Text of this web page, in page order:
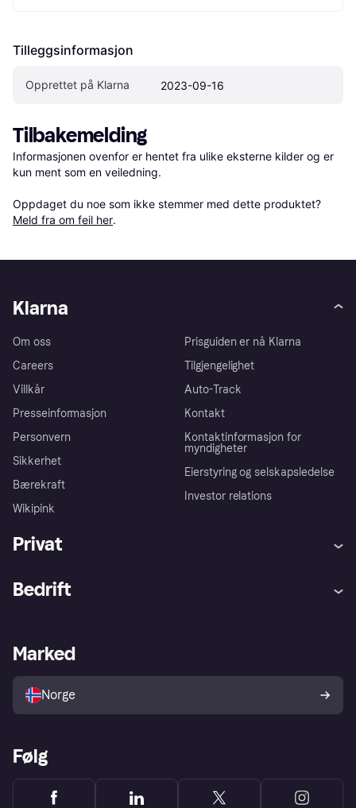
Tilleggsinformasjon
Opprettet på Klarna 2023-09-16
Tilbakemelding
Informasjonen ovenfor er hentet fra ulike eksterne kilder og er
kun ment som en veiledning.
Oppdaget du noe som ikke stemmer med dette produktet?
Meld fra om feil her.
Klarna
Om oss
Careers
Villkår
Presseinformasjon
Personvern
Sikkerhet
Bærekraft
Wikipink
Prisguiden er nå Klarna
Tilgjengelighet
Auto-Track
Kontakt
Kontaktinformasjon for
myndigheter
Eierstyring og selskapsledelse
Investor relations
Privat
Utforsk butikker
Bedrift
Merchant portal
Marked
Norge
Følg